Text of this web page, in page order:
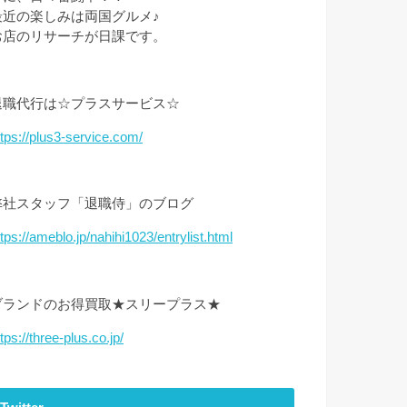
近の楽しみは両国グルメ♪
店のリサーチが日課です。
職代行は☆プラスサービス☆
plus3-service.com/
社スタッフ「退職侍」のブログ
ameblo.jp/nahihi1023/entrylist.html
ランドのお得買取★スリープラス★
three-plus.co.jp/